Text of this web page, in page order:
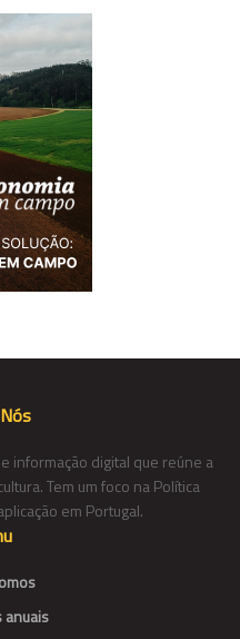
informação digital que reúne a
Tem um foco na Política
em Portugal.
anuais